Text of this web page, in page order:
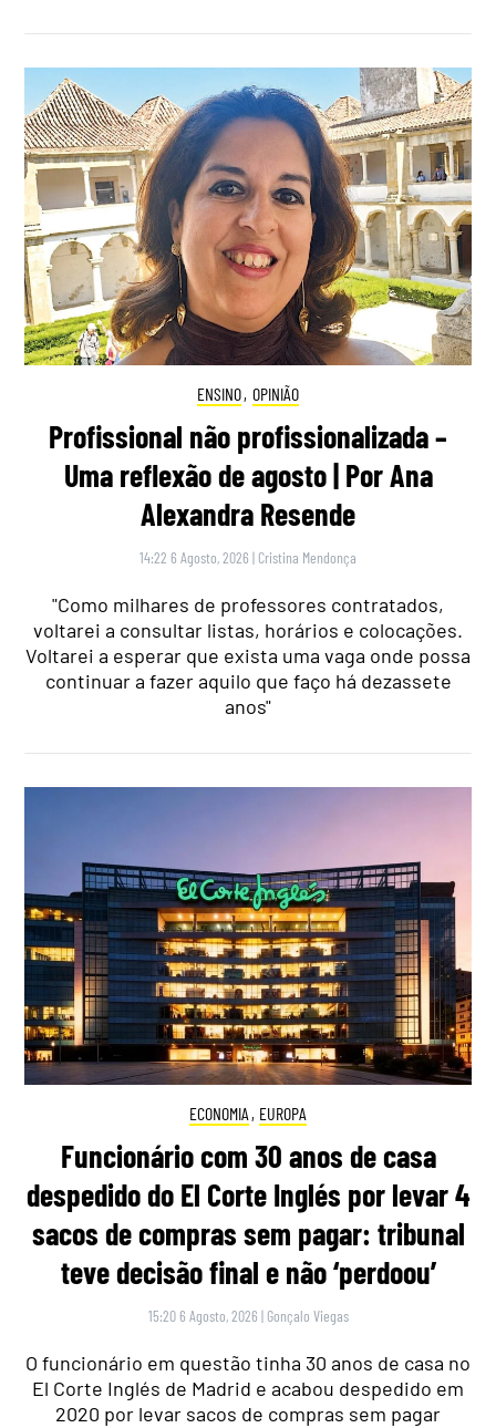
ENSINO, OPINIÃO
Profissional não profissionalizada –
Uma reflexão de agosto | Por Ana
Alexandra Resende
14:22 6 Agosto, 2026 | Cristina Mendonça
"Como milhares de professores contratados,
voltarei a consultar listas, horários e colocações.
Voltarei a esperar que exista uma vaga onde possa
continuar a fazer aquilo que faço há dezassete
anos"
ECONOMIA , EUROPA
Funcionário com 30 anos de casa
despedido do El Corte Inglés por levar 4
sacos de compras sem pagar: tribunal
teve decisão final e não ‘perdoou’
15:20 6 Agosto, 2026 | Gonçalo Viegas
O funcionário em questão tinha 30 anos de casa no
El Corte Inglés de Madrid e acabou despedido em
2020 por levar sacos de compras sem pagar